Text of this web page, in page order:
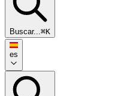
Buscar...⌘K
es